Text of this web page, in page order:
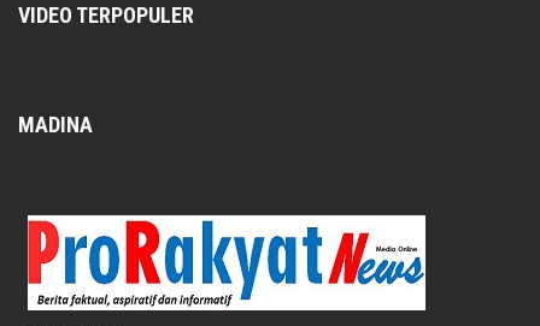
VIDEO TERPOPULER
MADINA